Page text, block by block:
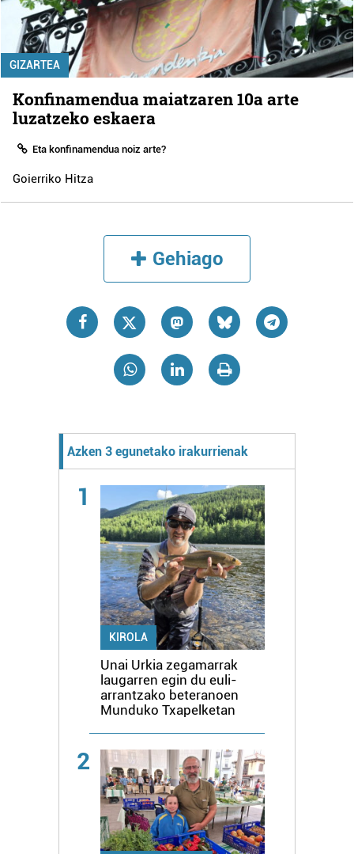
GIZARTEA
Konfinamendua maiatzaren 10a arte
luzatzeko eskaera
Eta konfinamendua noiz arte?
Goierriko Hitza
Gehiago
Azken 3 egunetako irakurrienak
1
KIROLA
Unai Urkia zegamarrak
laugarren egin du euli-
arrantzako beteranoen
Munduko Txapelketan
2